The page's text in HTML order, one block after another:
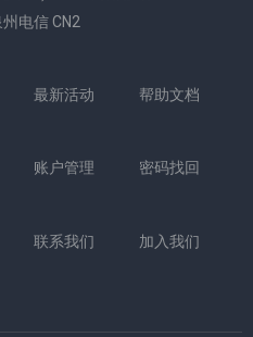
州电信 CN2
最新活动
帮助文档
账户管理
密码找回
联系我们
加入我们